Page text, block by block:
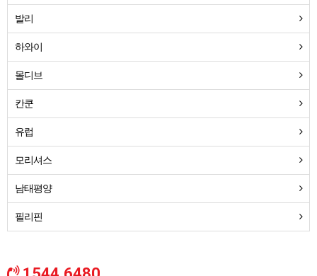
발리
하와이
몰디브
칸쿤
유럽
모리셔스
남태평양
필리핀